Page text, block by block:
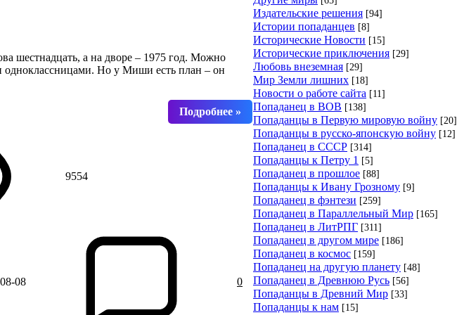
шестнадцать, а на дворе – 1975 год. Можно
одноклассницами. Но у Миши есть план – он
9554
08 0
Издательские решения [94]
Истории попаданцев [8]
Исторические Новости [15]
Исторические приключения [29]
Любовь внеземная [29]
Мир Земли лишних [18]
Новости о работе сайта [11]
Попаданец в ВОВ [138]
Попаданцы в Первую мировую войну [20]
Попаданцы в русско-японскую войну [12]
Попаданец в СССР [314]
Попаданцы к Петру 1 [5]
Попаданец в прошлое [88]
Попаданцы к Ивану Грозному [9]
Попаданец в фэнтези [259]
Попаданец в Параллельный Мир [165]
Попаданец в ЛитРПГ [311]
Попаданец в другом мире [186]
Попаданец в космос [159]
Попаданец на другую планету [48]
Попаданец в Древнюю Русь [56]
Попаданцы в Древний Мир [33]
Попаданцы к нам [15]